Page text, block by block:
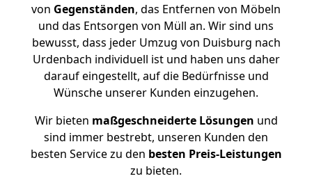
von Gegenständen, das Entfernen von Möbeln
und das Entsorgen von Müll an. Wir sind uns
bewusst, dass jeder Umzug von Duisburg nach
Urdenbach individuell ist und haben uns daher
darauf eingestellt, auf die Bedürfnisse und
Wünsche unserer Kunden einzugehen.
Wir bieten maßgeschneiderte Lösungen und
sind immer bestrebt, unseren Kunden den
besten Service zu den besten Preis-Leistungen
zu bieten.